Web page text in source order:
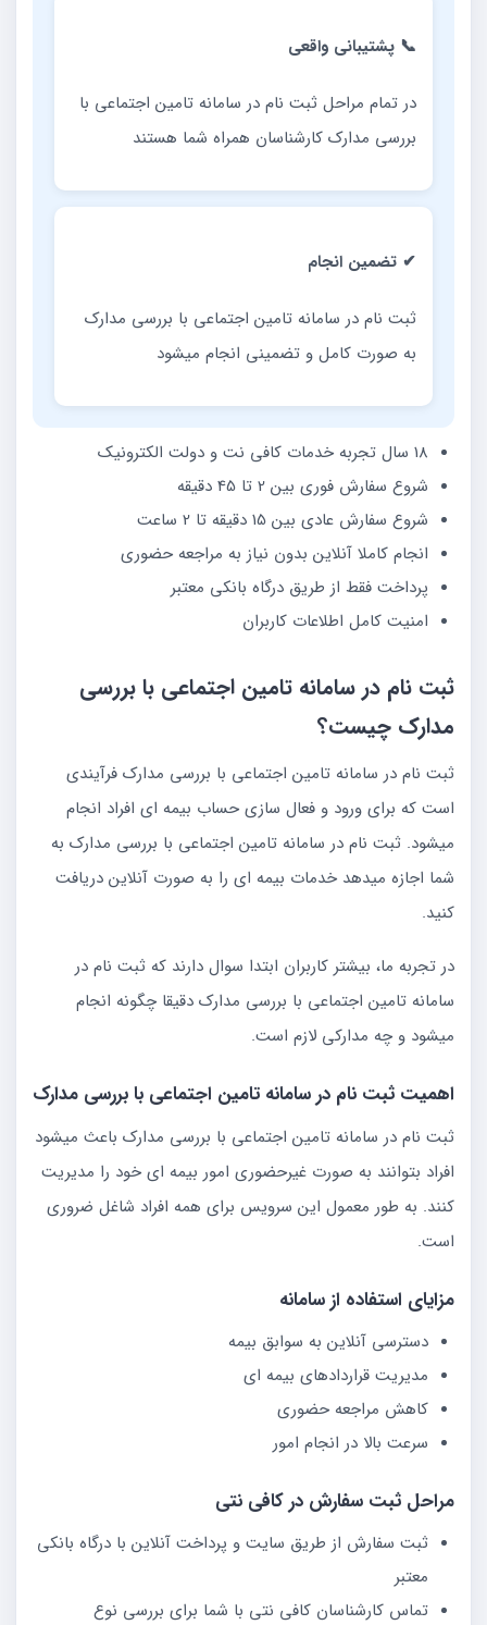
📞 پشتیبانی واقعی
در تمام مراحل ثبت نام در سامانه تامین اجتماعی با
بررسی مدارک کارشناسان همراه شما هستند
✔ تضمین انجام
ثبت نام در سامانه تامین اجتماعی با بررسی مدارک
به صورت کامل و تضمینی انجام میشود
18 سال تجربه خدمات کافی نت و دولت الکترونیک
شروع سفارش فوری بین 2 تا 45 دقیقه
شروع سفارش عادی بین 15 دقیقه تا 2 ساعت
انجام کاملا آنلاین بدون نیاز به مراجعه حضوری
پرداخت فقط از طریق درگاه بانکی معتبر
امنیت کامل اطلاعات کاربران
ثبت نام در سامانه تامین اجتماعی با بررسی
مدارک چیست؟
ثبت نام در سامانه تامین اجتماعی با بررسی مدارک فرآیندی
است که برای ورود و فعال سازی حساب بیمه ای افراد انجام
میشود. ثبت نام در سامانه تامین اجتماعی با بررسی مدارک به
شما اجازه میدهد خدمات بیمه ای را به صورت آنلاین دریافت
کنید.
در تجربه ما، بیشتر کاربران ابتدا سوال دارند که ثبت نام در
سامانه تامین اجتماعی با بررسی مدارک دقیقا چگونه انجام
میشود و چه مدارکی لازم است.
اهمیت ثبت نام در سامانه تامین اجتماعی با بررسی مدارک
ثبت نام در سامانه تامین اجتماعی با بررسی مدارک باعث میشود
افراد بتوانند به صورت غیرحضوری امور بیمه ای خود را مدیریت
کنند. به طور معمول این سرویس برای همه افراد شاغل ضروری
است.
مزایای استفاده از سامانه
دسترسی آنلاین به سوابق بیمه
مدیریت قراردادهای بیمه ای
کاهش مراجعه حضوری
سرعت بالا در انجام امور
مراحل ثبت سفارش در کافی نتی
ثبت سفارش از طریق سایت و پرداخت آنلاین با درگاه بانکی
معتبر
تماس کارشناسان کافی نتی با شما برای بررسی نوع